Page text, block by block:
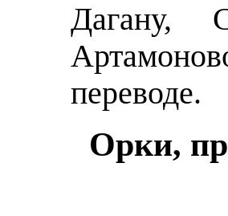
Дагану,
переводе.
Орки,